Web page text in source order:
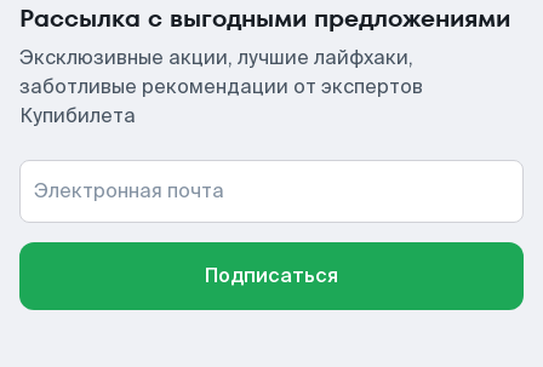
Рассылка с выгодными предложениями
Эксклюзивные акции, лучшие лайфхаки,
заботливые рекомендации от экспертов
Купибилета
Электронная почта
Подписаться